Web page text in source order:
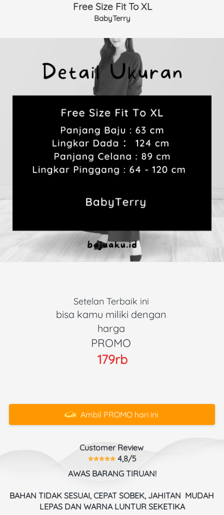
Free Size Fit To XL
BabyTerry
Setelan Terbaik ini
bisa kamu miliki dengan
harga
PROMO
179rb
` Ambil PROMO hari ini
Customer Review
4,8/5
AWAS BARANG TIRUAN!
BAHAN TIDAK SESUAI, CEPAT SOBEK, JAHITAN  MUDAH
LEPAS DAN WARNA LUNTUR SEKETIKA